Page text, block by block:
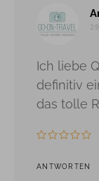
Ich liebe
definitiv
das tolle
ANTWORTEN